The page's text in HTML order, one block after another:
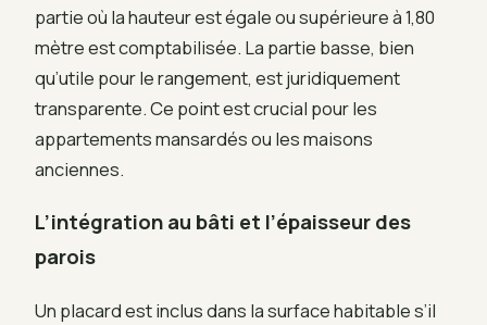
partie où la hauteur est égale ou supérieure à 1,80
mètre est comptabilisée. La partie basse, bien
qu’utile pour le rangement, est juridiquement
transparente. Ce point est crucial pour les
appartements mansardés ou les maisons
anciennes.
L’intégration au bâti et l’épaisseur des
parois
Un placard est inclus dans la surface habitable s’il